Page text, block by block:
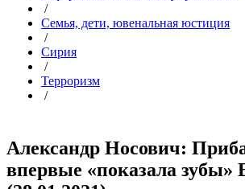
/
Семья, дети, ювенальная юстиция
/
Сирия
/
Терроризм
/
Александр Носович:
впервые «показала зубы»